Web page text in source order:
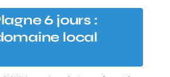
6 jours :
local